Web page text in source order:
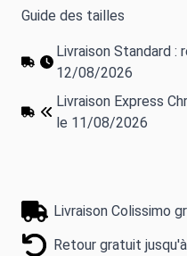
Guide des tailles
Livraison Standard :
12/08/2026
Livraison Express
le 11/08/2026
Livraison Colissimo
Retour gratuit